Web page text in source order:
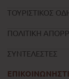
ΤΟΥΡΙΣΤΙΚΟΣ
ΠΟΛΙΤΙΚΗ
ΣΥΝΤΕΛΕΣΤΕΣ